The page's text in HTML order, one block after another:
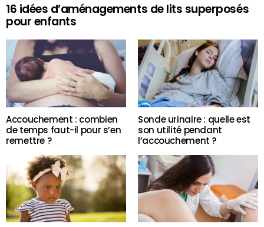
16 idées d’aménagements de lits superposés
pour enfants
Accouchement : combien
de temps faut-il pour s’en
remettre ?
Sonde urinaire : quelle est
son utilité pendant
l’accouchement ?